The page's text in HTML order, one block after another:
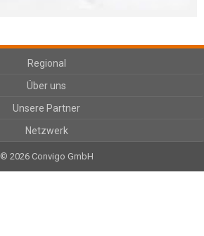
Regional
Über uns
Unsere Partner
Netzwerk
© 2026 Convigo GmbH